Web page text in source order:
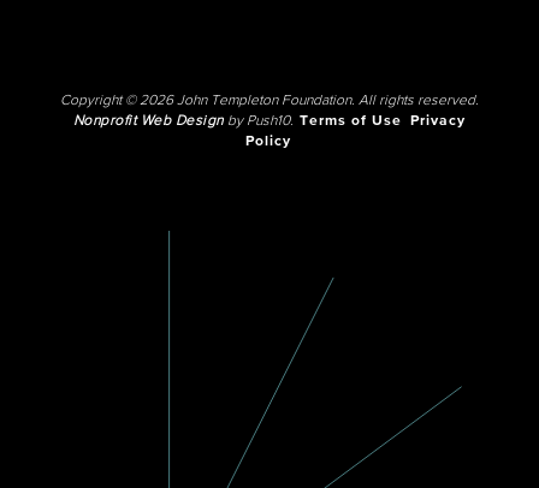
Copyright © 2026 John Templeton Foundation. All rights reserved.
Nonprofit Web Designby Push10. Terms of Use
Privacy
Policy